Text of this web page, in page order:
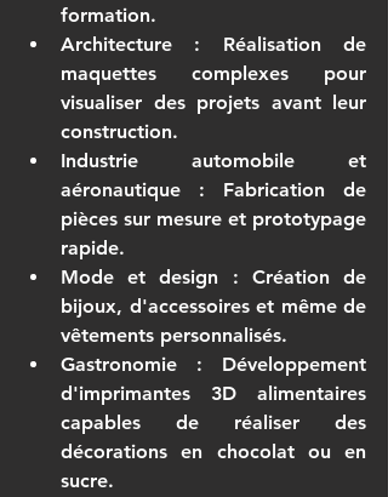
formation.
Architecture : Réalisation de
maquettes complexes pour
visualiser des projets avant leur
construction.
Industrie automobile et
aéronautique : Fabrication de
pièces sur mesure et prototypage
rapide.
Mode et design : Création de
bijoux, d'accessoires et même de
vêtements personnalisés.
Gastronomie : Développement
d'imprimantes 3D alimentaires
capables de réaliser des
décorations en chocolat ou en
sucre.